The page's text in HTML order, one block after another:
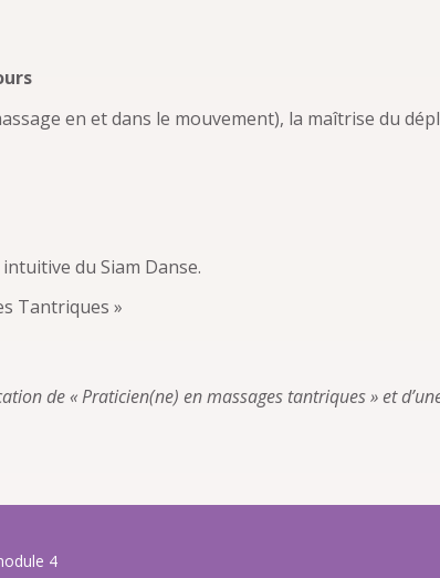
en et dans le mouvement), la maîtrise du
du Siam Danse.
Tantriques »
de « Praticien(ne) en massages tantriques » et
4